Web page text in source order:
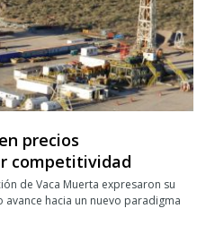
precios
competitividad
de Vaca Muerta expresaron su
hacia un nuevo paradigma